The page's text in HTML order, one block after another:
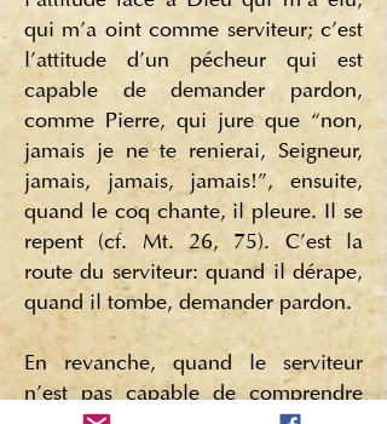
qui m'a oint comme serviteur; c'est
l'attitude d'un pécheur qui est
capable de demander pardon,
comme Pierre, qui jure que “non,
jamais je ne te renierai, Seigneur,
jamais, jamais, jamais!”, ensuite,
quand le coq chante, il pleure. Il se
repent (cf. Mt. 26, 75). C'est la
route du serviteur: quand il dérape,
quand il tombe, demander pardon.
En revanche, quand le serviteur
n'est pas capable de comprendre